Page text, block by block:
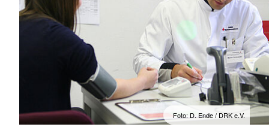
Foto: D. Ende / DRK e.V.